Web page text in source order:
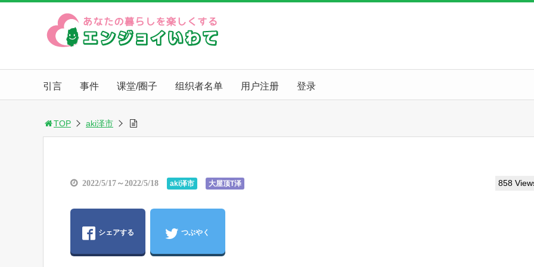
引言 事件 课堂/圈子 组织者名单 用户注册 登录
TOP aki泽市
2022/5/17～2022/5/18 aki泽市 大屋顶T泽 858
シェアする つぶやく